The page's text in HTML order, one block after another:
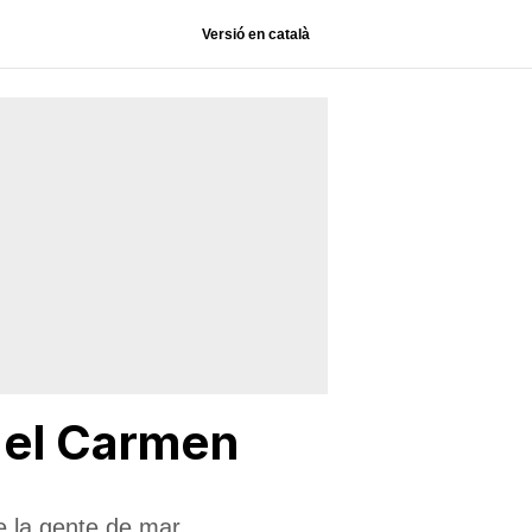
Versió en català
Carmen